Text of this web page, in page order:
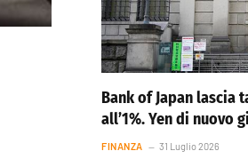
Bank of Japan lascia
all’1%. Yen di nuovo
FINANZA 31 Luglio 2026